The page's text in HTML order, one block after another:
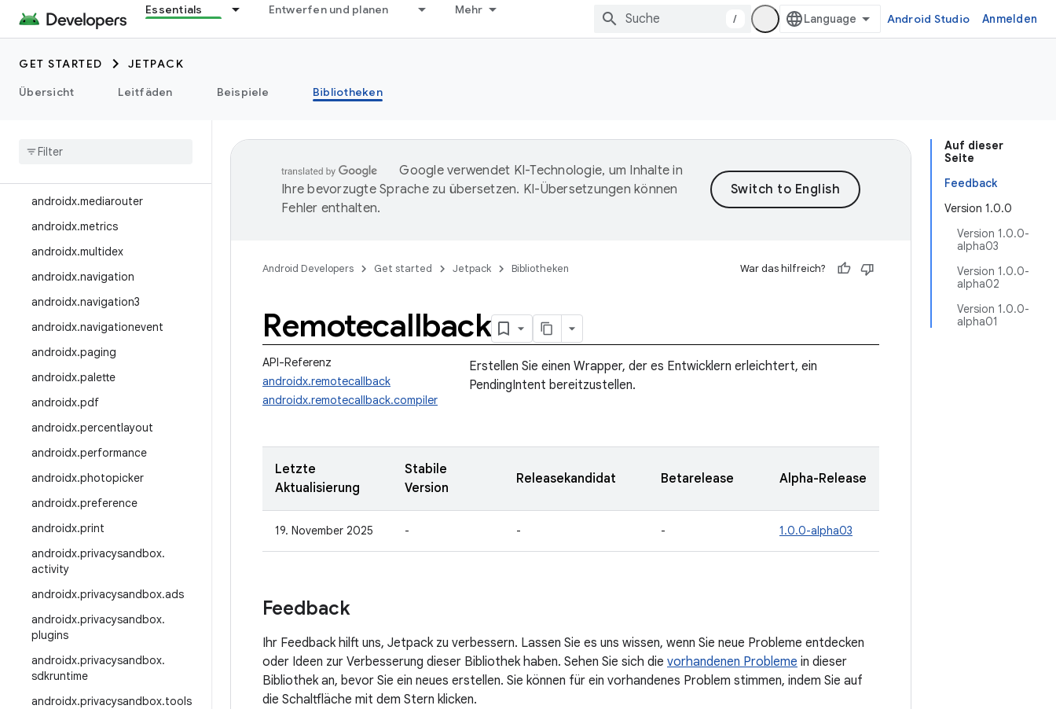
Essentials Entwerfen und planen Mehr
/ Android Studio Anmelden
GET STARTED
JETPACK
Übersicht
Leitfäden Beispiele Bibliotheken
androidx.legacy
androidx.lifecycle
androidx.lint
androidx.loader
androidx
androidx.mediarouter
androidx.metrics
androidx.multidex
androidx.navigation
androidx.navigation3
androidx.navigationevent
androidx.paging
androidx.palette
androidx.pdf
androidx.percentlayout
androidx.performance
androidx.photopicker
androidx.preference
androidx.print
androidx.privacysandbox.
activity
androidx.privacysandbox.ads
androidx.privacysandbox.
plugins
androidx.privacysandbox.
sdkruntime
androidx.privacysandbox.tools
Auf dieser
Seite
Feedback
Version 1.0.0
Version 1.0.0-
alpha03
Version 1.0.0-
alpha02
Version 1.0.0-
alpha01
Google verwendet KI-Technologie, um Inhalte in
Ihre bevorzugte Sprache zu übersetzen. KI-Übersetzungen können
Fehler enthalten.
Android Developers Get started Jetpack Bibliotheken War das hilfreich?
Remotecallback
API-Referenz
androidx.remotecallback
androidx.remotecallback.compiler
Erstellen Sie einen Wrapper, der es Entwicklern erleichtert, ein
PendingIntent bereitzustellen.
Letzte
Aktualisierung
Stabile
Version
Releasekandidat Betarelease Alpha-Release
19. November 2025 - - - 1.0.0-alpha03
Feedback
Ihr Feedback hilft uns, Jetpack zu verbessern. Lassen Sie es uns wissen, wenn Sie neue Probleme entdecken
oder Ideen zur Verbesserung dieser Bibliothek haben. Sehen Sie sich die vorhandenen Probleme in dieser
Bibliothek an, bevor Sie ein neues erstellen. Sie können für ein vorhandenes Problem stimmen, indem Sie auf
die Schaltfläche mit dem Stern klicken.